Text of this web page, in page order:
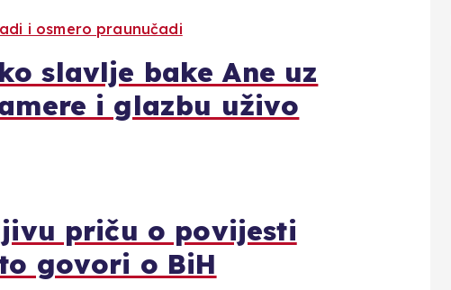
i osmero praunučadi
slavlje bake Ane uz
i glazbu uživo
priču o povijesti
govori o BiH